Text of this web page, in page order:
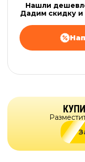
Нашли
Дадим скидку